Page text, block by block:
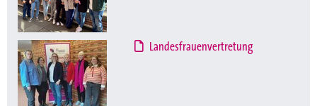
Landesfrauenvertretung